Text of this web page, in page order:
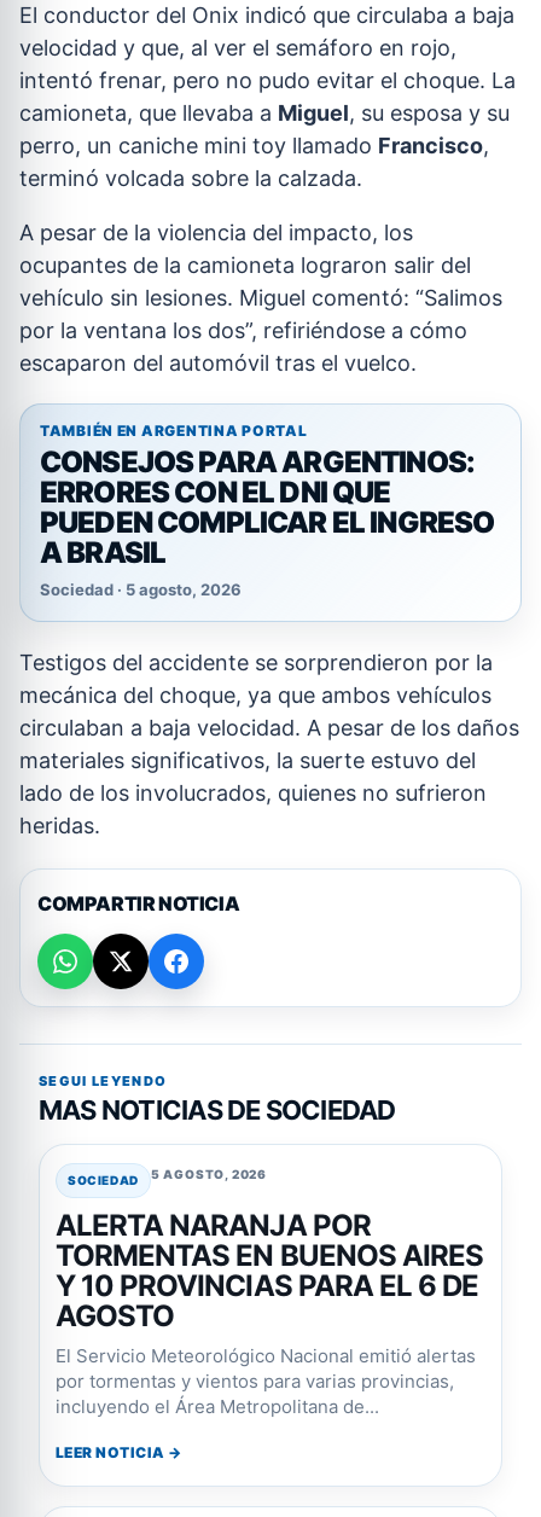
El conductor del Onix indicó que circulaba a baja
velocidad y que, al ver el semáforo en rojo,
intentó frenar, pero no pudo evitar el choque. La
camioneta, que llevaba a Miguel, su esposa y su
perro, un caniche mini toy llamado Francisco,
terminó volcada sobre la calzada.
A pesar de la violencia del impacto, los
ocupantes de la camioneta lograron salir del
vehículo sin lesiones. Miguel comentó: “Salimos
por la ventana los dos”, refiriéndose a cómo
escaparon del automóvil tras el vuelco.
TAMBIÉN EN ARGENTINA PORTAL
CONSEJOS PARA ARGENTINOS:
ERRORES CON EL DNI QUE
PUEDEN COMPLICAR EL INGRESO
A BRASIL
Sociedad · 5 agosto, 2026
Testigos del accidente se sorprendieron por la
mecánica del choque, ya que ambos vehículos
circulaban a baja velocidad. A pesar de los daños
materiales significativos, la suerte estuvo del
lado de los involucrados, quienes no sufrieron
heridas.
COMPARTIR NOTICIA
SEGUI LEYENDO
MAS NOTICIAS DE SOCIEDAD
SOCIEDAD 5 AGOSTO, 2026
ALERTA NARANJA POR
TORMENTAS EN BUENOS AIRES
Y 10 PROVINCIAS PARA EL 6 DE
AGOSTO
El Servicio Meteorológico Nacional emitió alertas
por tormentas y vientos para varias provincias,
incluyendo el Área Metropolitana de...
LEER NOTICIA →